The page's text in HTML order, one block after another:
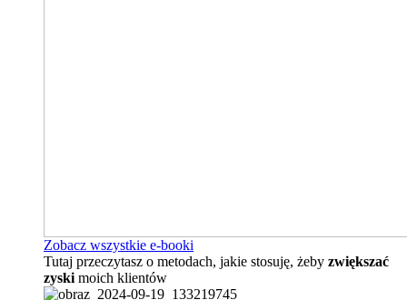
Zobacz wszystkie e-booki
Tutaj przeczytasz o metodach, jakie stosuję, żeby zwiększać
zyski moich klientów